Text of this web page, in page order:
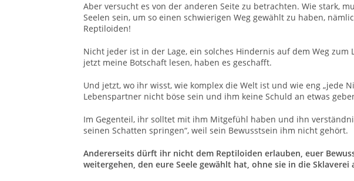
Aber versucht es von der anderen Seite zu betrachten. Wie stark,
Seelen sein, um so einen schwierigen Weg gewählt zu haben,
Reptiloiden!
Nicht jeder ist in der Lage, ein solches Hindernis auf dem Weg
jetzt meine Botschaft lesen, haben es geschafft.
Und jetzt, wo ihr wisst, wie komplex die Welt ist und wie eng „jede
Lebenspartner nicht böse sein und ihm keine Schuld an etwas
Im Gegenteil, ihr solltet mit ihm Mitgefühl haben und ihn
seinen Schatten springen“, weil sein Bewusstsein ihm nicht gehört.
Andererseits dürft ihr nicht dem Reptiloiden erlauben, euer
weitergehen, den eure Seele gewählt hat, ohne sie in die Sklaverei